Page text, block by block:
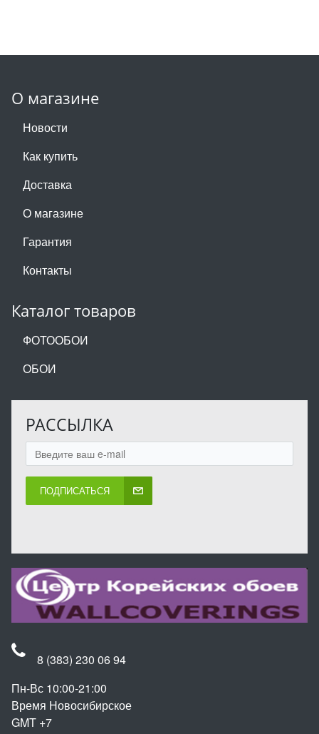
О магазине
Новости
Как купить
Доставка
О магазине
Гарантия
Контакты
Каталог товаров
ФОТООБОИ
ОБОИ
РАССЫЛКА
ПОДПИСАТЬСЯ
8 (383) 230 06 94
Пн-Вс 10:00-21:00
Время Новосибирское
GMT +7